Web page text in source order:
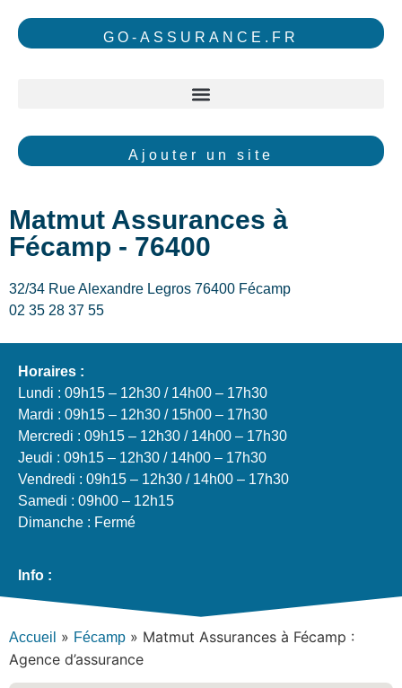
GO-ASSURANCE.FR
Ajouter un site
Matmut Assurances à
Fécamp - 76400
32/34 Rue Alexandre Legros 76400 Fécamp
02 35 28 37 55
Horaires :
Lundi : 09h15 – 12h30 / 14h00 – 17h30
Mardi : 09h15 – 12h30 / 15h00 – 17h30
Mercredi : 09h15 – 12h30 / 14h00 – 17h30
Jeudi : 09h15 – 12h30 / 14h00 – 17h30
Vendredi : 09h15 – 12h30 / 14h00 – 17h30
Samedi : 09h00 – 12h15
Dimanche : Fermé
Info :
Accueil » Fécamp » Matmut Assurances à Fécamp :
Agence d’assurance